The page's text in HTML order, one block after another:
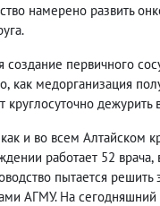
намерено развить
первичного
, как медорганизация
дежурить
как и во всем Алтайском
работает 52 врача,
пытается
АГМУ. На сегодняшний